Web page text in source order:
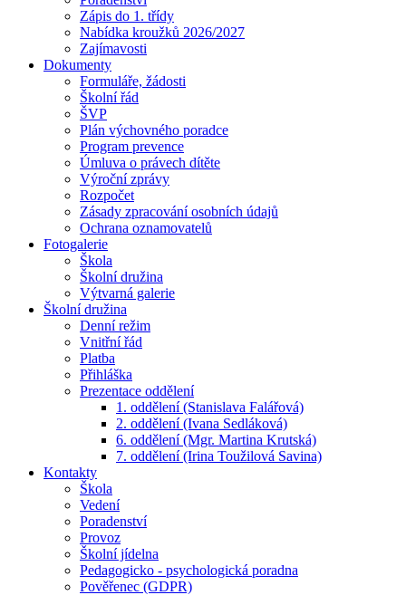
Zápis do 1. třídy
Nabídka kroužků 2026/2027
Zajímavosti
Dokumenty
Formuláře, žádosti
Školní řád
ŠVP
Plán výchovného poradce
Program prevence
Úmluva o právech dítěte
Výroční zprávy
Rozpočet
Zásady zpracování osobních údajů
Ochrana oznamovatelů
Fotogalerie
Škola
Školní družina
Výtvarná galerie
Školní družina
Denní režim
Vnitřní řád
Platba
Přihláška
Prezentace oddělení
1. oddělení (Stanislava Falářová)
2. oddělení (Ivana Sedláková)
6. oddělení (Mgr. Martina Krutská)
7. oddělení (Irina Toužilová Savina)
Kontakty
Škola
Vedení
Poradenství
Provoz
Školní jídelna
Pedagogicko - psychologická poradna
Pověřenec (GDPR)